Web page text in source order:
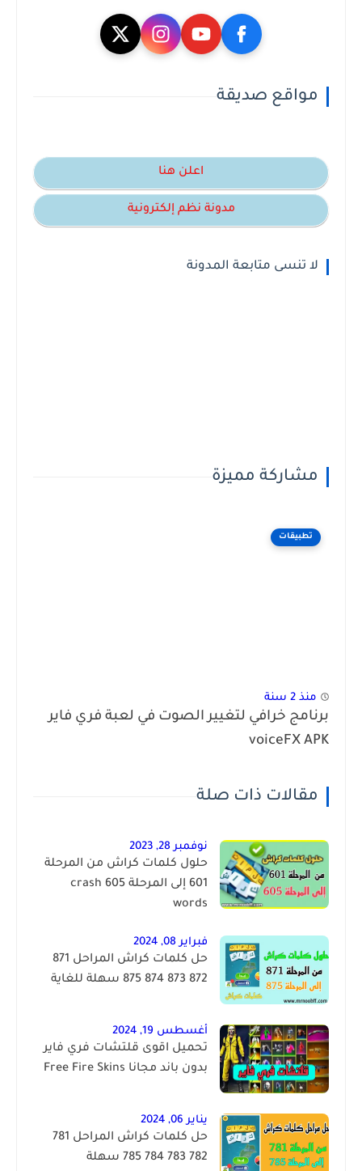
مواقع صديقة
اعلن هنا
مدونة نظم إلكترونية
لا تنسى متابعة المدونة
مشاركة مميزة
تطبيقات
منذ 2 سنة
برنامج خرافي لتغيير الصوت في لعبة فري فاير
voiceFX APK
مقالات ذات صلة
نوفمبر 28, 2023
حلول كلمات كراش من المرحلة
601 إلى المرحلة 605 crash
words
فبراير 08, 2024
حل كلمات كراش المراحل 871
872 873 874 875 سهلة للغاية
أغسطس 19, 2024
تحميل اقوى قلتشات فري فاير
بدون باند مجانا Free Fire Skins
يناير 06, 2024
حل كلمات كراش المراحل 781
782 783 784 785 سهلة